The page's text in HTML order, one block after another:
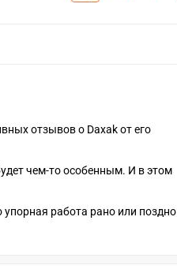
отзывов о Daxak от его
чем-то особенным. И в этом
работа рано или поздно